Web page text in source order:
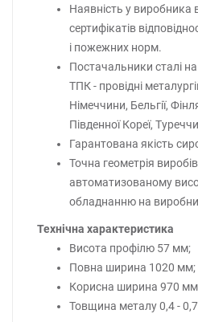
Наявність у виробника
сертифікатів
і пожежних норм.
Постачальники сталі
ТПК - провідні
Німеччини, Бельгії,
Південної Кореї,
Гарантована якість
Точна геометрія
автоматизованому
обладнанню на
Технічна характеристика
Висота профілю 57 мм;
Повна ширина 1020 мм;
Корисна ширина 970
Товщина металу 0,4 -